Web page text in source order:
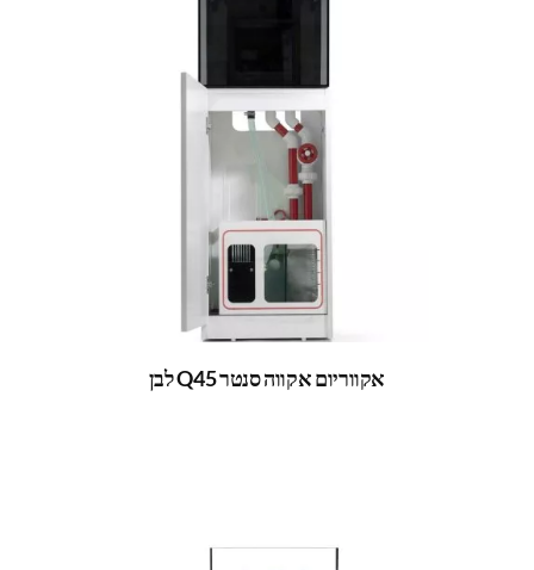
אקווריום אקווה סנטר Q45 לבן